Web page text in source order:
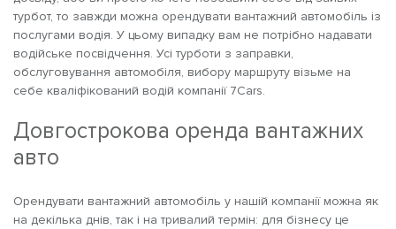
турбот, то завжди можна орендувати вантажний автомобіль із
послугами водія. У цьому випадку вам не потрібно надавати
водійське посвідчення. Усі турботи з заправки,
обслуговування автомобіля, вибору маршруту візьме на
себе кваліфікований водій компанії 7Cars.
Довгострокова оренда вантажних
авто
Орендувати вантажний автомобіль у нашій компанії можна як
на декілька днів, так і на тривалий термін: для бізнесу це